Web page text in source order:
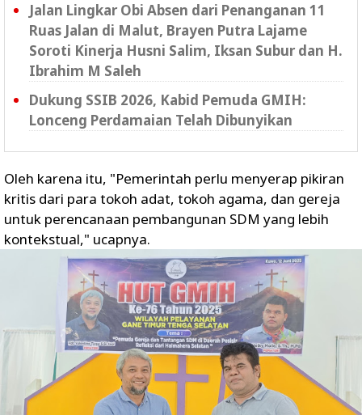
Jalan Lingkar Obi Absen dari Penanganan 11
Ruas Jalan di Malut, Brayen Putra Lajame
Soroti Kinerja Husni Salim, Iksan Subur dan H.
Ibrahim M Saleh
Dukung SSIB 2026, Kabid Pemuda GMIH:
Lonceng Perdamaian Telah Dibunyikan
Oleh karena itu, "Pemerintah perlu menyerap pikiran
kritis dari para tokoh adat, tokoh agama, dan gereja
untuk perencanaan pembangunan SDM yang lebih
kontekstual," ucapnya.